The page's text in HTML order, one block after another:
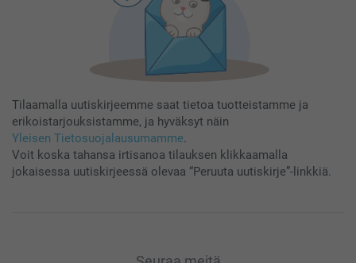
Tilaamalla uutiskirjeemme saat tietoa tuotteistamme ja
erikoistarjouksistamme, ja hyväksyt näin
Yleisen Tietosuojalausumamme.
Voit koska tahansa irtisanoa tilauksen klikkaamalla
jokaisessa uutiskirjeessä olevaa “Peruuta uutiskirje”-linkkiä.